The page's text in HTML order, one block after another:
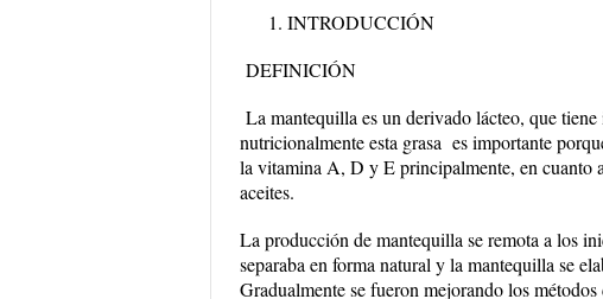
INTRODUCCIÓN
DEFINICIÓN
La mantequilla es un derivado lácteo, que
nutricionalmente esta grasa es importante
la vitamina A, D y E principalmente, en cuanto
aceites.
La producción de mantequilla se remota a los
separaba en forma natural y la mantequilla se
Gradualmente se fueron mejorando los